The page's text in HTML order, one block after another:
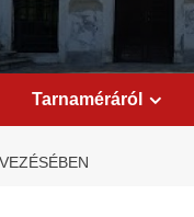
Tarnaméráról